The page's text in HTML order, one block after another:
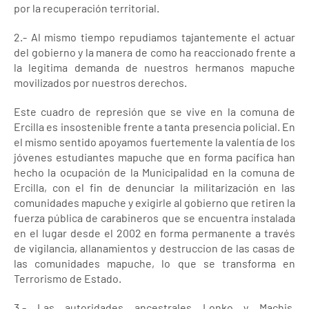
por la recuperación territorial.
2.- Al mismo tiempo repudiamos tajantemente el actuar
del gobierno y la manera de como ha reaccionado frente a
la legitima demanda de nuestros hermanos mapuche
movilizados por nuestros derechos.
Este cuadro de represión que se vive en la comuna de
Ercilla es insostenible frente a tanta presencia policial. En
el mismo sentido apoyamos fuertemente la valentía de los
jóvenes estudiantes mapuche que en forma pacífica han
hecho la ocupación de la Municipalidad en la comuna de
Ercilla, con el fin de denunciar la militarización en las
comunidades mapuche y exigirle al gobierno que retiren la
fuerza pública de carabineros que se encuentra instalada
en el lugar desde el 2002 en forma permanente a través
de vigilancia, allanamientos y destruccion de las casas de
las comunidades mapuche, lo que se transforma en
Terrorismo de Estado.